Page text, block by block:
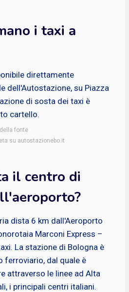
i taxi a
direttamente
dell'Autostazione, su Piazza
di sosta dei taxi è
cartello.
fonte
su autostazionebo.it
il centro di
dista 6 km dall'Aeroporto
Marconi Express –
La stazione di Bologna è
ferroviario, dal quale è
attraverso le linee ad Alta
i principali centri italiani.